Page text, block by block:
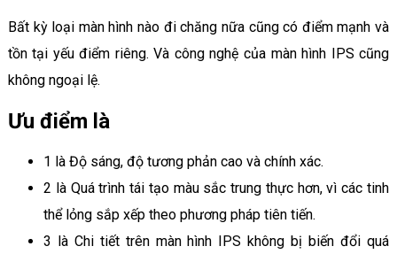
Bất kỳ loại màn hình nào đi chăng nữa cũng có điểm mạnh và
tồn tại yếu điểm riêng. Và công nghệ của màn hình IPS cũng
không ngoại lệ.
Ưu điểm là
1 là Độ sáng, độ tương phản cao và chính xác.
2 là Quá trình tái tạo màu sắc trung thực hơn, vì các tinh
thể lỏng sắp xếp theo phương pháp tiên tiến.
3 là Chi tiết trên màn hình IPS không bị biến đổi quá